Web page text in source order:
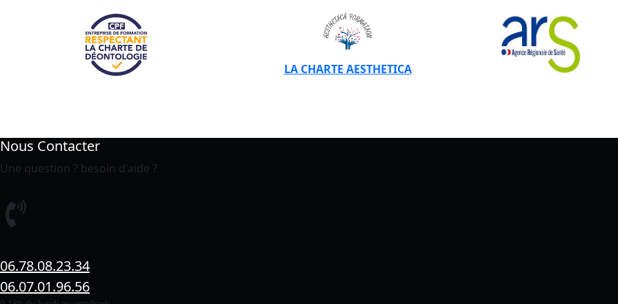
LA CHARTE AESTHETICA
Nous Contacter
Une question ? besoin d'aide ?
06.78.08.23.34
06.07.01.96.56